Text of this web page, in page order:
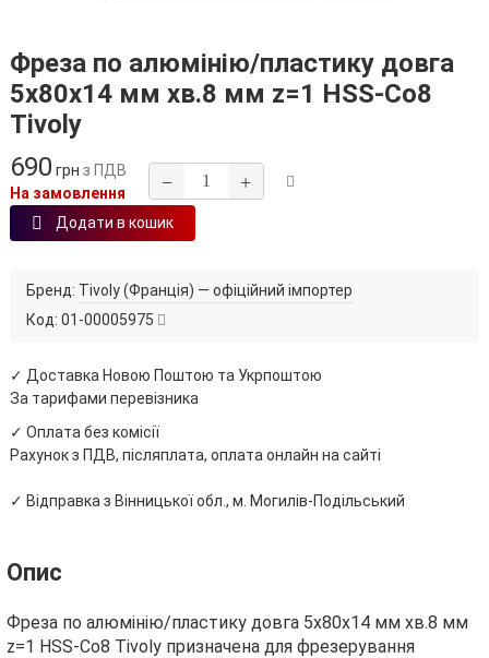
Фреза по алюмінію/пластику довга
5х80х14 мм хв.8 мм z=1 HSS-Co8
Tivoly
690 грн з ПДВ
На замовлення
− +
Додати в кошик
Бренд: Tivoly (Франція) — офіційний імпортер
Код: 01-00005975
✓ Доставка Новою Поштою та Укрпоштою
За тарифами перевізника
✓ Оплата без комісії
Рахунок з ПДВ, післяплата, оплата онлайн на сайті
✓ Відправка з Вінницької обл., м. Могилів-Подільський
Опис
Фреза по алюмінію/пластику довга 5х80х14 мм хв.8 мм
z=1 HSS-Co8 Tivoly призначена для фрезерування